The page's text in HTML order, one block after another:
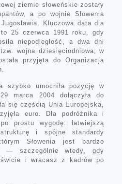
ziemie słoweńskie zostały
a po wojnie Słowenia
Kluczowa data dla
to 25 czerwca 1991 roku, gdy
niepodległość, a dwa dni
wojna dziesięciodniowa; w
przyjęta do Organizacja
szybko umocniła pozycję w
marca 2004 dołączyła do
się częścią Unia Europejska,
euro. Dla podróżnika i
prostu wygodę: łatwiejszą
i spójne standardy
Słowenia jest bardzo
— szczególnie wtedy, gdy
i wracasz z kadrów po